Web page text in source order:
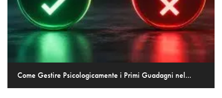
Come Gestire Psicologicamente i Primi Guadagni nel...